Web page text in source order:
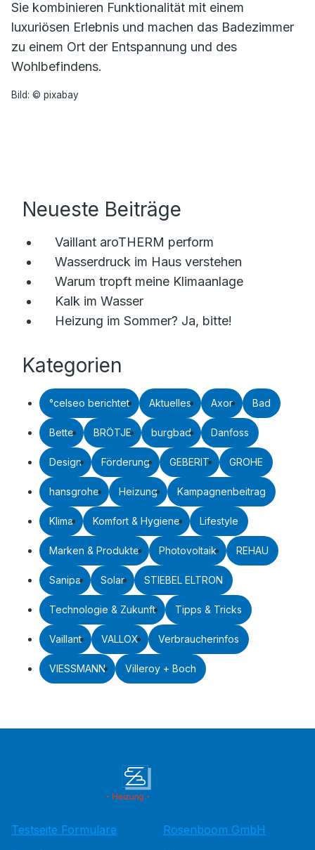
Sie kombinieren Funktionalität mit einem
luxuriösen Erlebnis und machen das Badezimmer
zu einem Ort der Entspannung und des
Wohlbefindens.
Bild: © pixabay
Neueste Beiträge
Vaillant aroTHERM perform
Wasserdruck im Haus verstehen
Warum tropft meine Klimaanlage
Kalk im Wasser
Heizung im Sommer? Ja, bitte!
Kategorien
°celseo berichtet Aktuelles Axor Bad
Bette BRÖTJE burgbad Danfoss
Design Förderung GEBERIT GROHE
hansgrohe Heizung Kampagnenbeitrag
Klima Komfort & Hygiene Lifestyle
Marken & Produkte Photovoltaik REHAU
Sanipa Solar STIEBEL ELTRON
Technologie & Zukunft Tipps & Tricks
Vaillant VALLOX Verbraucherinfos
VIESSMANN Villeroy + Boch
Testseite Formulare
Rosenboom GmbH